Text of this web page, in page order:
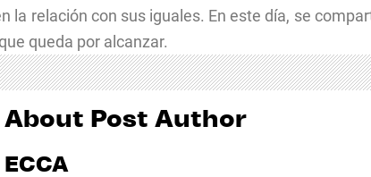
la relación con sus iguales. En este día, se
queda por alcanzar.
About Post Author
ECCA